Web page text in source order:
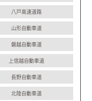
八戸高速道路
山形自動車道
磐越自動車道
上信越自動車道
長野自動車道
北陸自動車道